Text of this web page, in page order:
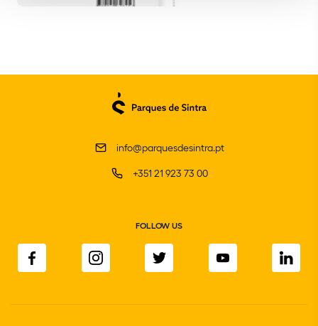
info@parquesdesintra.pt
+351 21 923 73 00
FOLLOW US